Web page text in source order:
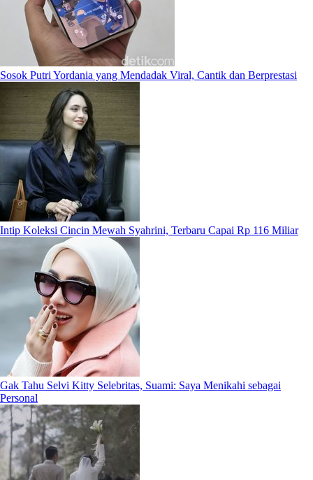
Sosok Putri Yordania yang Mendadak Viral, Cantik dan Berprestasi
Intip Koleksi Cincin Mewah Syahrini, Terbaru Capai Rp 116 Miliar
Gak Tahu Selvi Kitty Selebritas, Suami: Saya Menikahi sebagai
Personal